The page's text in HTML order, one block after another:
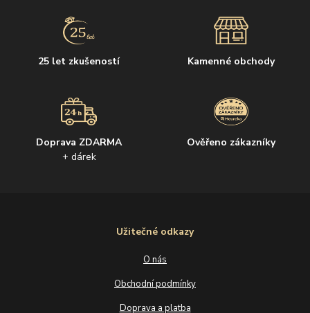
25 let zkušeností Kamenné obchody
Doprava ZDARMA
+ dárek
Ověřeno zákazníky
Užitečné odkazy
O nás
Obchodní podmínky
Doprava a platba